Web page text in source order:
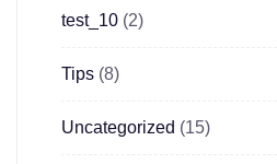
test_10 (2)
Tips (8)
Uncategorized (15)